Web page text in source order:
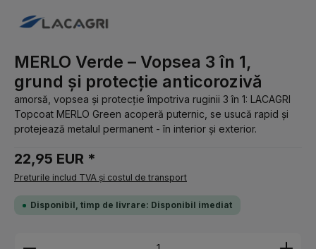
MERLO Verde – Vopsea 3 în 1,
grund și protecție anticorozivă
amorsă, vopsea și protecție împotriva ruginii 3 în 1: LACAGRI
Topcoat MERLO Green acoperă puternic, se usucă rapid și
protejează metalul permanent - în interior și exterior.
22,95 EUR *
Preturile includ TVA și costul de transport
Disponibil, timp de livrare: Disponibil imediat
Cantitate produs: Introduceți cantitatea dorită